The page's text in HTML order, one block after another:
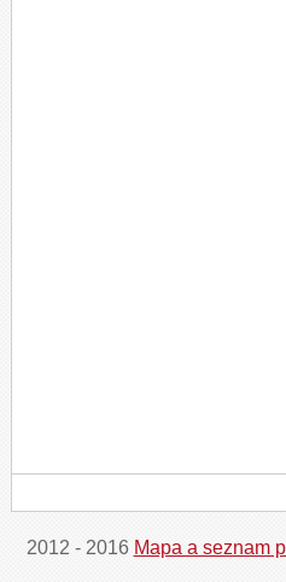
2012 - 2016 Mapa a seznam